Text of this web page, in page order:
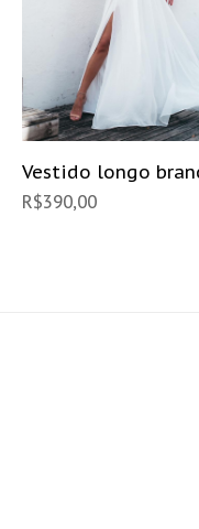
Vestido longo
R$390,00